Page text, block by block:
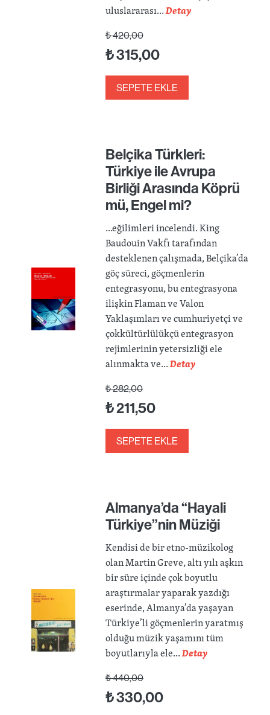
uluslararası...Detay
₺420,00
₺315,00
SEPETE EKLE
Belçika Türkleri:
Türkiye ile Avrupa
Birliği Arasında Köprü
mü, Engel mi?
...eğilimleri incelendi. King
Baudouin Vakfı tarafından
desteklenen çalışmada, Belçika’da
göç süreci, göçmenlerin
entegrasyonu, bu entegrasyona
ilişkin Flaman ve Valon
Yaklaşımları ve cumhuriyetçi ve
çokkültürlülükçü entegrasyon
rejimlerinin yetersizliği ele
alınmakta ve...Detay
₺282,00
₺211,50
SEPETE EKLE
Almanya’da “Hayali
Türkiye”nin Müziği
Kendisi de bir etno-müzikolog
olan Martin Greve, altı yılı aşkın
bir süre içinde çok boyutlu
araştırmalar yaparak yazdığı
eserinde, Almanya’da yaşayan
Türkiye’li göçmenlerin yaratmış
olduğu müzik yaşamını tüm
boyutlarıyla ele...Detay
₺440,00
₺330,00